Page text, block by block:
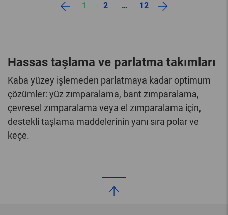
1 2 … 12
Hassas taşlama ve parlatma takımları
Kaba yüzey işlemeden parlatmaya kadar optimum
çözümler: yüz zımparalama, bant zımparalama,
çevresel zımparalama veya el zımparalama için,
destekli taşlama maddelerinin yanı sıra polar ve
keçe.